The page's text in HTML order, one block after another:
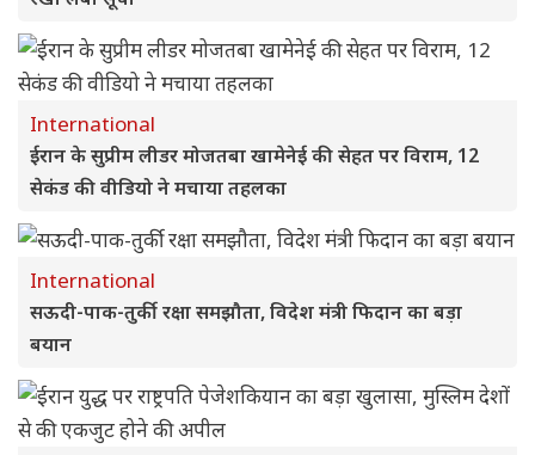
International
ईरान के सुप्रीम लीडर मोजतबा खामेनेई की सेहत पर विराम, 12
सेकंड की वीडियो ने मचाया तहलका
International
सऊदी-पाक-तुर्की रक्षा समझौता, विदेश मंत्री फिदान का बड़ा
बयान